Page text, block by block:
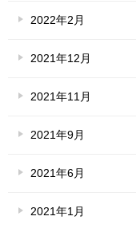
2022年2月
2021年12月
2021年11月
2021年9月
2021年6月
2021年1月